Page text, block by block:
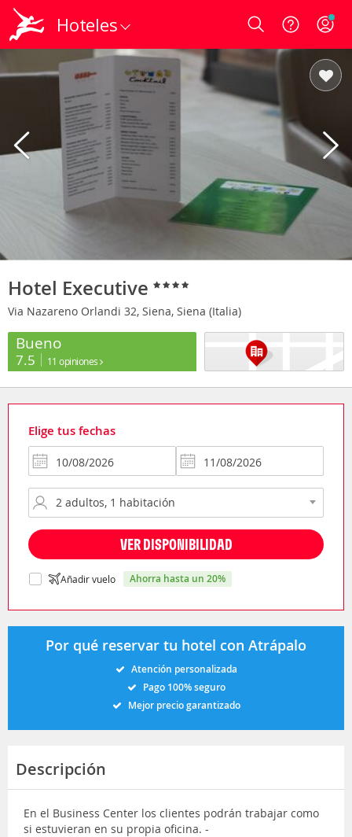
Hoteles Login
Hotel Executive
Via Nazareno Orlandi 32, Siena, Siena (Italia)
Bueno
7.5 11 opiniones
Elige tus fechas
VER DISPONIBILIDAD
Añadir vuelo ahorra hasta un 20%
Por qué reservar tu hotel con Atrápalo
Atención personalizada
Pago 100% seguro
Mejor precio garantizado
Descripción
En el Business Center los clientes podrán trabajar como
si estuvieran en su propia oficina. -